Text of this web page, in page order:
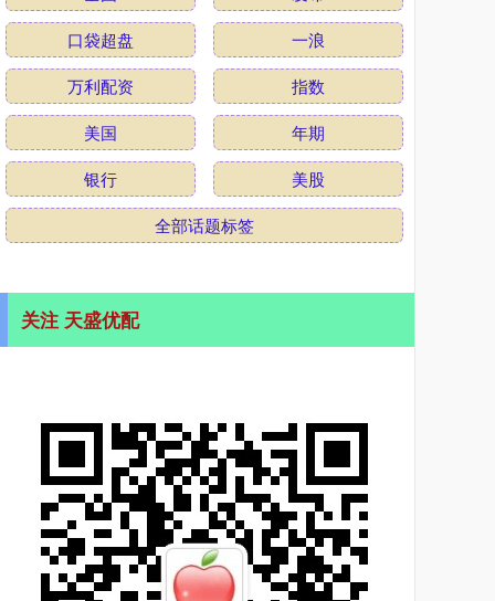
口袋超盘
一浪
万利配资
指数
美国
年期
银行
美股
全部话题标签
关注 天盛优配